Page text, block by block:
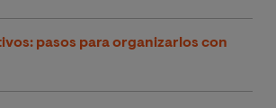
pasos para organizarlos con